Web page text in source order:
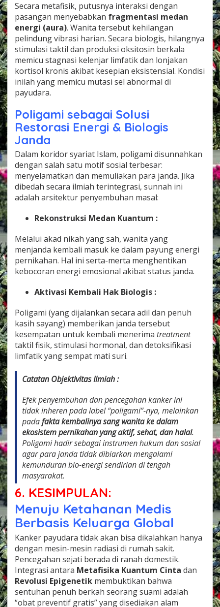
Secara metafisik, putusnya interaksi dengan
pasangan menyebabkan fragmentasi medan
energi (aura). Wanita tersebut kehilangan
pelindung vibrasi harian. Secara biologis, hilangnya
stimulasi taktil dan produksi oksitosin berkala
memicu stagnasi kelenjar limfatik dan lonjakan
kortisol kronis akibat kesepian eksistensial. Kondisi
inilah yang memicu mutasi sel abnormal di
payudara.
Poligami sebagai Solusi
Restorasi Energi & Biologis
Janda
Dalam koridor syariat Islam, poligami disunnahkan
dengan salah satu motif sosial terbesar:
menyelamatkan dan memuliakan para janda. Jika
dibedah secara ilmiah terintegrasi, sunnah ini
adalah arsitektur penyembuhan masal:
Rekonstruksi Medan Kuantum :
Melalui akad nikah yang sah, wanita yang
menjanda kembali masuk ke dalam payung energi
pernikahan. Hal ini serta-merta menghentikan
kebocoran energi emosional akibat status janda.
Aktivasi Kembali Hak Biologis :
Poligami (yang dijalankan secara adil dan penuh
kasih sayang) memberikan janda tersebut
kesempatan untuk kembali menerima treatment
taktil fisik, stimulasi hormonal, dan detoksifikasi
limfatik yang sempat mati suri.
Catatan Objektivitas Ilmiah :
Efek penyembuhan dan pencegahan kanker ini
tidak inheren pada label “poligami”-nya, melainkan
padafakta kembalinya sang wanita ke dalam
ekosistem pernikahan yang aktif, sehat, dan halal.
Poligami hadir sebagai instrumen hukum dan sosial
agar para janda tidak dibiarkan mengalami
kemunduran bio-energi sendirian di tengah
masyarakat.
6. KESIMPULAN:
Menuju Ketahanan Medis
Berbasis Keluarga Global
Kanker payudara tidak akan bisa dikalahkan hanya
dengan mesin-mesin radiasi di rumah sakit.
Pencegahan sejati berada di ranah domestik.
Integrasi antara Metafisika Kuantum Cinta dan
Revolusi Epigenetik membuktikan bahwa
sentuhan penuh berkah seorang suami adalah
“obat preventif gratis” yang disediakan alam